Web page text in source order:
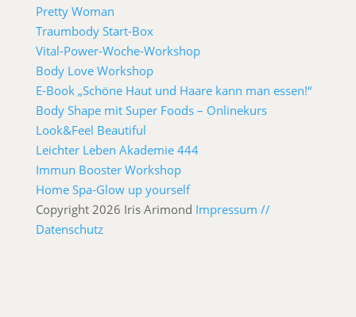
Pretty Woman
Traumbody Start-Box
Vital-Power-Woche-Workshop
Body Love Workshop
E-Book „Schöne Haut und Haare kann man essen!“
Body Shape mit Super Foods – Onlinekurs
Look&Feel Beautiful
Leichter Leben Akademie 444
Immun Booster Workshop
Home Spa-Glow up yourself
Copyright 2026 Iris Arimond Impressum //
Datenschutz